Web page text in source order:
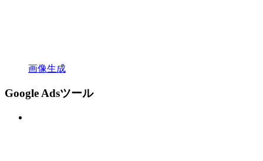
画像生成
Google Adsツール